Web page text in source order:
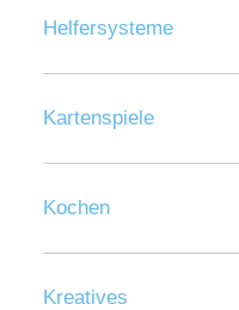
Helfersysteme
Kartenspiele
Kochen
Kreatives